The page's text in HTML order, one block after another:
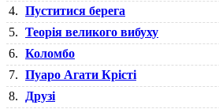
4. Пуститися берега
5. Теорія великого вибуху
6. Коломбо
7. Пуаро Агати Крісті
8.
Друзі